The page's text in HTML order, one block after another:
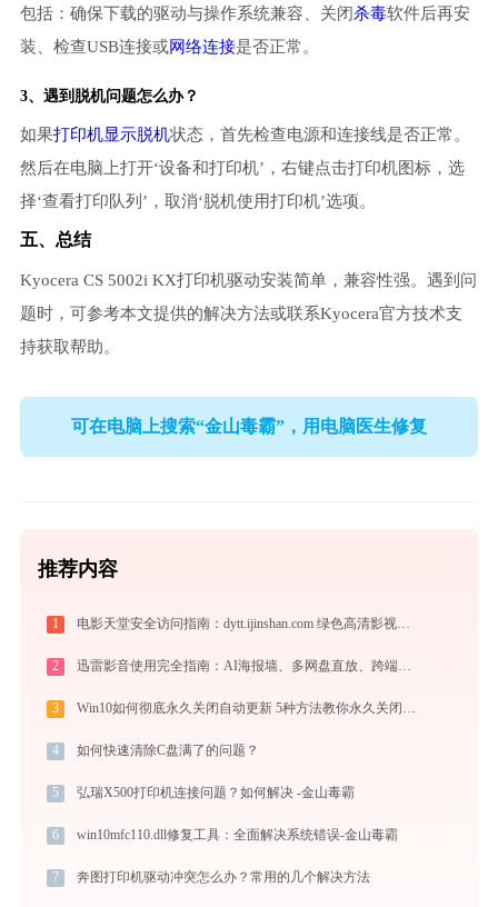
包括：确保下载的驱动与操作系统兼容、关闭杀毒软件后再安
装、检查USB连接或网络连接是否正常。
3、遇到脱机问题怎么办？
如果打印机显示脱机状态，首先检查电源和连接线是否正常。
然后在电脑上打开‘设备和打印机’，右键点击打印机图标，选
择‘查看打印队列’，取消‘脱机使用打印机’选项。
五、总结
Kyocera CS 5002i KX打印机驱动安装简单，兼容性强。遇到问
题时，可参考本文提供的解决方法或联系Kyocera官方技术支
持获取帮助。
可在电脑上搜索“金山毒霸”，用电脑医生修复
推荐内容
1 电影天堂安全访问指南：dytt.ijinshan.com 绿色高清影视资源获取秘籍
2 迅雷影音使用完全指南：AI海报墙、多网盘直放、跨端同步，不止于播放器
3 Win10如何彻底永久关闭自动更新 5种方法教你永久关闭win10自动更新
4 如何快速清除C盘满了的问题？
5 弘瑞X500打印机连接问题？如何解决 -金山毒霸
6 win10mfc110.dll修复工具：全面解决系统错误-金山毒霸
7 奔图打印机驱动冲突怎么办？常用的几个解决方法